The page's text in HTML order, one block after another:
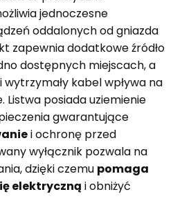
jednoczesne
oddalonych od gniazda
zapewnia dodatkowe źródło
dostępnych miejscach, a
wytrzymały kabel wpływa na
Listwa posiada uziemienie
gwarantujące
i ochronę przed
wyłącznik pozwala na
dzięki czemu pomaga
elektryczną i obniżyć